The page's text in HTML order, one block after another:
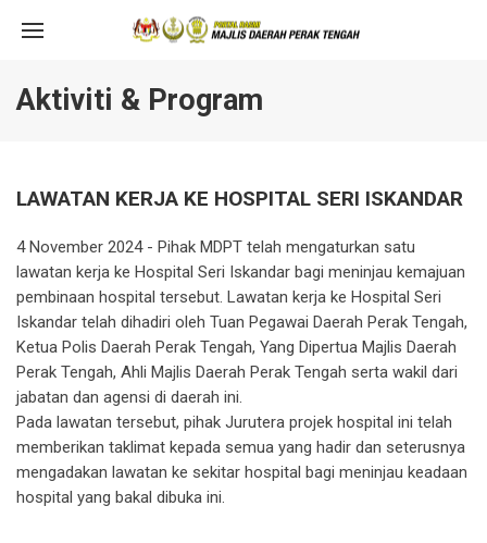
Aktiviti & Program
LAWATAN KERJA KE HOSPITAL SERI ISKANDAR
4 November 2024 - Pihak MDPT telah mengaturkan satu
lawatan kerja ke Hospital Seri Iskandar bagi meninjau kemajuan
pembinaan hospital tersebut. Lawatan kerja ke Hospital Seri
Iskandar telah dihadiri oleh Tuan Pegawai Daerah Perak Tengah,
Ketua Polis Daerah Perak Tengah, Yang Dipertua Majlis Daerah
Perak Tengah, Ahli Majlis Daerah Perak Tengah serta wakil dari
jabatan dan agensi di daerah ini.
Pada lawatan tersebut, pihak Jurutera projek hospital ini telah
memberikan taklimat kepada semua yang hadir dan seterusnya
mengadakan lawatan ke sekitar hospital bagi meninjau keadaan
hospital yang bakal dibuka ini.